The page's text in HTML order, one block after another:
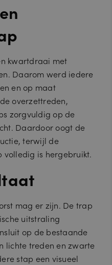
kwartdraai met
Daarom werd iedere
en op maat
overzettreden,
zorgvuldig op de
Daardoor oogt de
terwijl de
is hergebruikt.
mag er zijn. De trap
uitstraling
op de bestaande
lichte treden en zwarte
stap een visueel